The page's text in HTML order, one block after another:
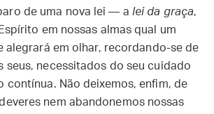
de uma nova lei — a lei da graça,
em nossas almas qual um
alegrará em olhar, recordando-se de
seus, necessitados do seu cuidado
contínua. Não deixemos, enfim, de
nem abandonemos nossas